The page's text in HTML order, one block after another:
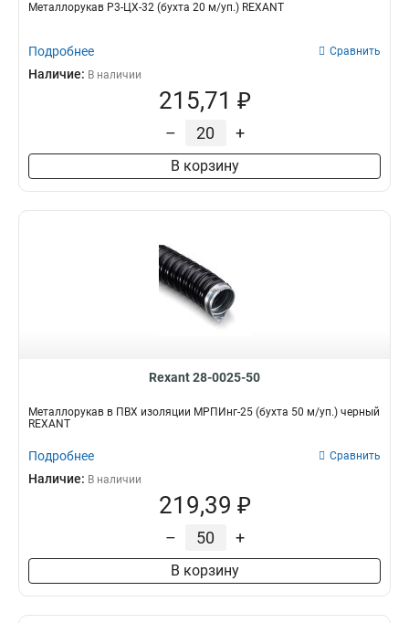
Металлорукав Р3-ЦХ-32 (бухта 20 м/уп.) REXANT
Подробнее Сравнить
Наличие: В наличии
215,71 ₽
– +
В корзину
Rexant 28-0025-50
Металлорукав в ПВХ изоляции МРПИнг-25 (бухта 50 м/уп.) черный
REXANT
Подробнее Сравнить
Наличие: В наличии
219,39 ₽
– +
В корзину